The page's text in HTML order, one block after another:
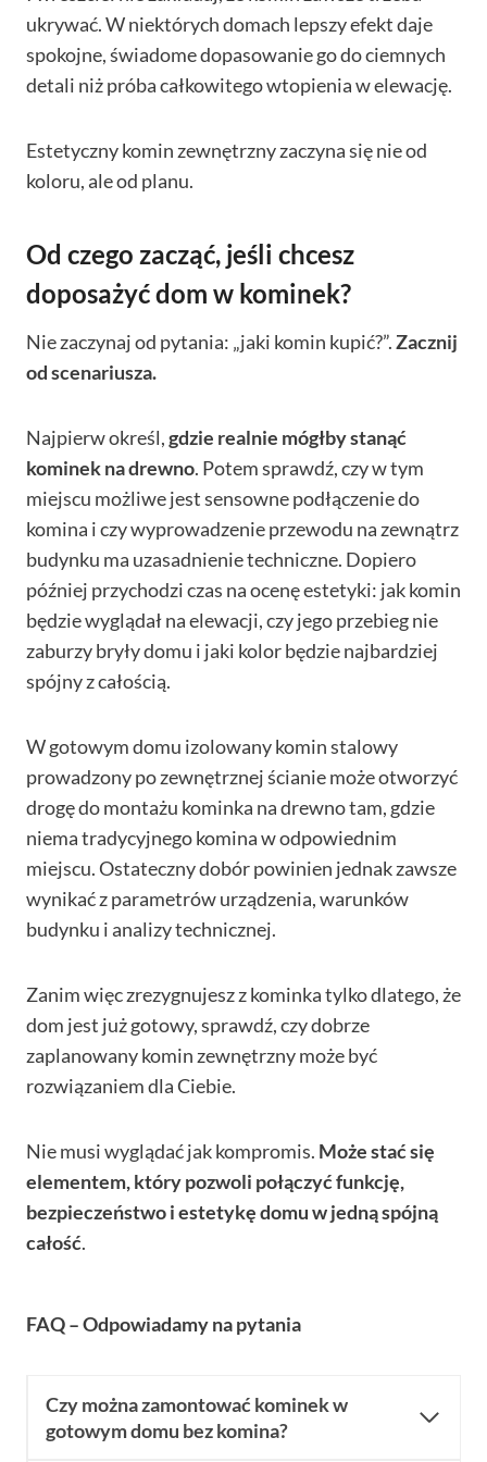
ukrywać. W niektórych domach lepszy efekt daje
spokojne, świadome dopasowanie go do ciemnych
detali niż próba całkowitego wtopienia w elewację.
Estetyczny komin zewnętrzny zaczyna się nie od
koloru, ale od planu.
Od czego zacząć, jeśli chcesz
doposażyć dom w kominek?
Nie zaczynaj od pytania: „jaki komin kupić?”.Zacznij
od scenariusza.
Najpierw określ,gdzie realnie mógłby stanąć
kominek na drewno. Potem sprawdź, czy w tym
miejscu możliwe jest sensowne podłączenie do
komina i czy wyprowadzenie przewodu na zewnątrz
budynku ma uzasadnienie techniczne. Dopiero
później przychodzi czas na ocenę estetyki: jak komin
będzie wyglądał na elewacji, czy jego przebieg nie
zaburzy bryły domu i jaki kolor będzie najbardziej
spójny z całością.
W gotowym domu izolowany komin stalowy
prowadzony po zewnętrznej ścianie może otworzyć
drogę do montażu kominka na drewno tam, gdzie
niema tradycyjnego komina w odpowiednim
miejscu. Ostateczny dobór powinien jednak zawsze
wynikać z parametrów urządzenia, warunków
budynku i analizy technicznej.
Zanim więc zrezygnujesz z kominka tylko dlatego, że
dom jest już gotowy, sprawdź, czy dobrze
zaplanowany komin zewnętrzny może być
rozwiązaniem dla Ciebie.
Nie musi wyglądać jak kompromis. Może stać się
elementem, który pozwoli połączyć funkcję,
bezpieczeństwo i estetykę domu w jedną spójną
całość.
FAQ – Odpowiadamy na pytania
Czy można zamontować kominek w
gotowym domu bez komina?